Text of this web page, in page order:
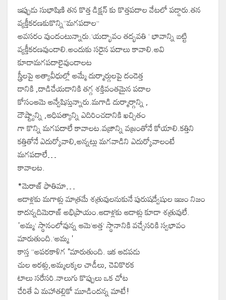
ఇప్పుడు సుభాషిణి తన కొత్త డిక్షన్ కు కొత్తపదాల వేటలో పడ్డారు.తన
వ్యక్తీకరణకుకొన్ని“మగపదాల”
అవసరం వుందంటున్నారు.’యద్భావం తద్భవతి ‘ భావాన్ని బట్టి
వ్యక్తీకరణవుండాలి.అందుకు సరైన పదాలు కావాలి.అవి
కూడామగపదాలైవుండాలట
స్త్రీలపై అత్యావీధుల్లో అమ్మే దుర్మార్గులపై దండెత్త
డానికి ,దాడిచేయడానికి తగ్గ శక్తివంతమైన పదాల
కోసంఆమె అన్వేషిస్తున్నారు.మగాడి దుర్మార్గాన్ని ,
దౌష్ట్యాన్ని ,ఆధిపత్యాన్ని ఎదిరించడానికి ఖచ్చితం
గా కొన్ని మగపదాలే కావాలట.వజ్రాన్ని వజ్రంతోనే కోయాలి.కత్తిని
కత్తితోనే ఎదుర్కోవాలి,‌అన్నట్లు మగవాడిని ఎదుర్కోవాలంటే
మగపదాలే…
కావాలట.
*మెరాజ్ ఫాతిమా…
ఆడాళ్లకు మగాళ్లు మాత్రమే శత్రువులనుకునే పురుషద్వేషుల ఇజం నిజం
కాదన్నదిమెరాజ్ అభిప్రాయం.ఆడాళ్లకు ఆడాళ్లు కూడా శత్రువులే.
'అమ్మ’ స్థానంలోవున్న ఆమె‘అత్త’ స్థానానికి వచ్చేసరికి స్వభావం
మారుతుంది.’అమ్మ '
కాస్త “అపరకాళిగ "మారుతుంది. ఇక ఆడపడు
చుల ఆరళ్లు,అమ్మలక్కల చాడీలు, చెవికొరక
టాలు సరేసరి.నాలుగు కొప్పులు ఒక చోట
చేరితే ఏ మహాతల్లికో మూడిందన్న మాటే!